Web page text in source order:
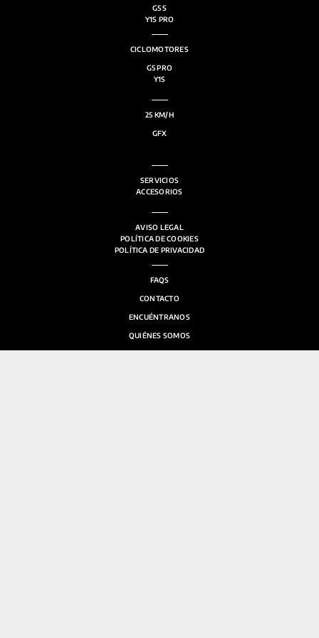
G5 S
Y1S PRO
CICLOMOTORES
G5 PRO
Y1S
25 KM/H
GFX
SERVICIOS
ACCESORIOS
AVISO LEGAL
POLÍTICA DE COOKIES
POLÍTICA DE PRIVACIDAD
FAQS
CONTACTO
ENCUÉNTRANOS
QUIÉNES SOMOS